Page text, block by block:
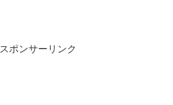
スポンサーリンク